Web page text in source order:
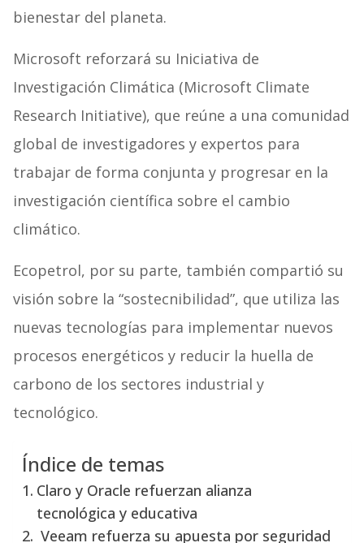
bienestar del planeta.
Microsoft reforzará su Iniciativa de
Investigación Climática (Microsoft Climate
Research Initiative), que reúne a una comunidad
global de investigadores y expertos para
trabajar de forma conjunta y progresar en la
investigación científica sobre el cambio
climático.
Ecopetrol, por su parte, también compartió su
visión sobre la “sostecnibilidad”, que utiliza las
nuevas tecnologías para implementar nuevos
procesos energéticos y reducir la huella de
carbono de los sectores industrial y
tecnológico.
Índice de temas
Claro y Oracle refuerzan alianza
tecnológica y educativa
Veeam refuerza su apuesta por seguridad